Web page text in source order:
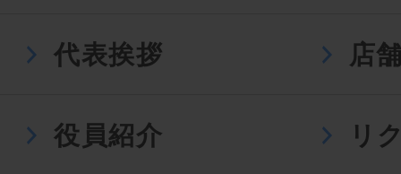
代表挨拶 店
役員紹介 リ